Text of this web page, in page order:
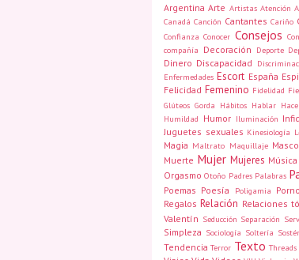
Argentina Arte Artistas Atención
Canadá Canción Cantantes Cariño
Confianza Conocer Consejos
compañía Decoración Deporte
Dinero Discapacidad
Enfermedades Escort España
Felicidad Femenino Fidelidad
Glúteos Gorda Hábitos Hablar
Humildad Humor Iluminación
Juguetes sexuales Kinesiología
Magia Maltrato Maquillaje
Muerte Mujer Mujeres Música
Orgasmo Otoño Padres Palabras
Poemas Poesía Poligamia
Regalos Relación Relaciones
Valentín Seducción Separación
Simpleza Sociología Soltería
Tendencia Terror Texto Threads